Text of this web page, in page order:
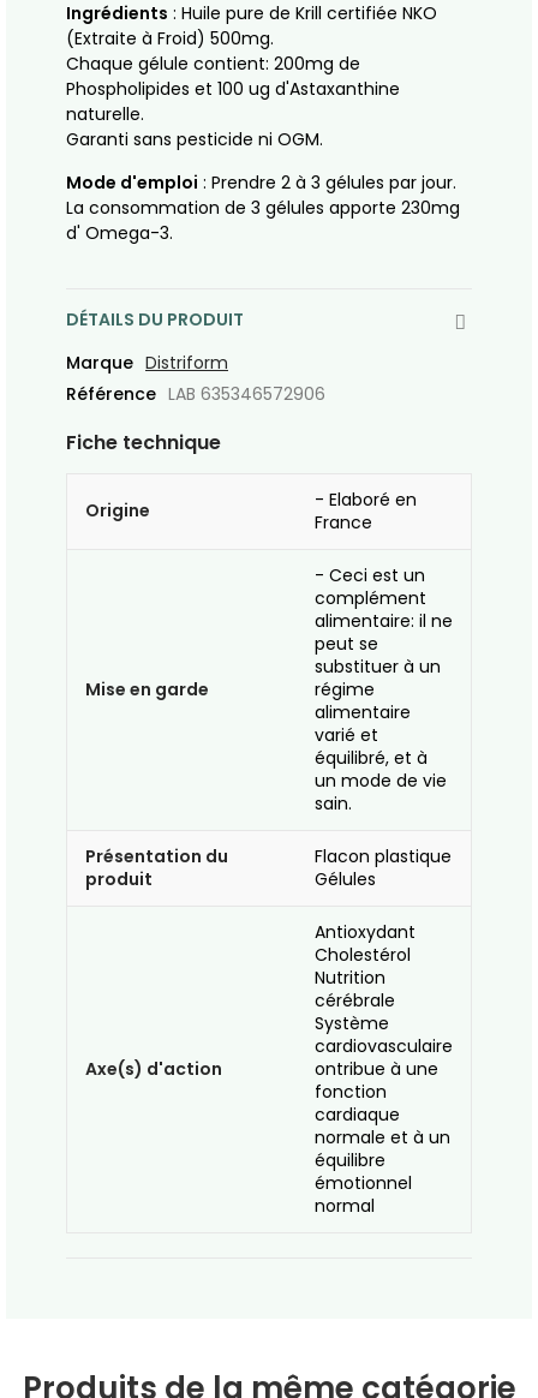
Ingrédients : Huile pure de Krill certifiée NKO
(Extraite à Froid) 500mg.
Chaque gélule contient: 200mg de
Phospholipides et 100 ug d'Astaxanthine
naturelle.
Garanti sans pesticide ni OGM.
Mode d'emploi : Prendre 2 à 3 gélules par jour.
La consommation de 3 gélules apporte 230mg
d' Omega-3.
DÉTAILS DU PRODUIT
Marque Distriform
Référence LAB 635346572906
Fiche technique
Origine
- Elaboré en
France
Mise en garde
- Ceci est un
complément
alimentaire: il ne
peut se
substituer à un
régime
alimentaire
varié et
équilibré, et à
un mode de vie
sain.
Présentation du
produit
Flacon plastique
Gélules
Axe(s) d'action
Antioxydant
Cholestérol
Nutrition
cérébrale
Système
cardiovasculaire
ontribue à une
fonction
cardiaque
normale et à un
équilibre
émotionnel
normal
Produits de la même catégorie